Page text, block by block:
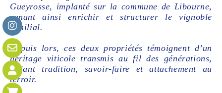
Gueyrosse, implanté sur la commune de Libourne,
venant ainsi enrichir et structurer le vignoble
familial.
Depuis lors, ces deux propriétés témoignent d’un
héritage viticole transmis au fil des générations,
alliant tradition, savoir-faire et attachement au
terroir.